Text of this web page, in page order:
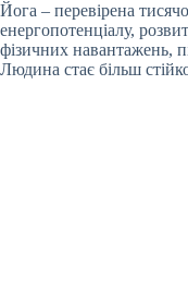
Йога – перевірена
енергопотенціалу,
фізичних навантажень,
Людина стає більш